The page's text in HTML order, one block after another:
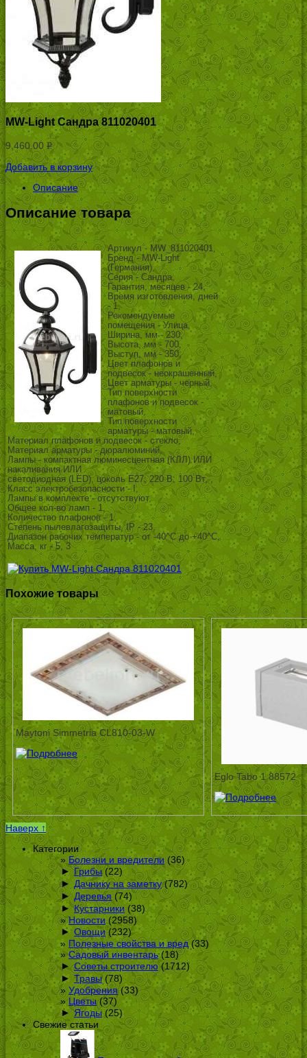
MW-Light Сандра 811020401
9,460.00 Р
УБ.
Добавить в корзину
Описание
Описание товара
Артикул - MW_811020401,
Бренд - MW-Light
(Германия),
Серия - Сандра,
Гарантия, месяцев - 24,
Время изготовления, дней
- 1,
Рекомендуемые
помещения - Улица,
Ширина, мм - 230,
Высота, мм - 700,
Выступ, мм - 350,
Цвет плафонов и
подвесок - неокрашенный,
Цвет арматуры - черный,
Тип поверхности
плафонов и подвесок -
матовый,
Тип поверхности
арматуры - матовый,
Материал плафонов и подвесок - стекло,
Материал арматуры - дюралюминий,
Лампы - компактная люминесцентная (КЛЛ) ИЛИ
накаливания ИЛИ
светодиодная (LED), цоколь E27; 220 В; 100 Вт, ,
Класс электробезопасности - I,
Лампы в комплекте - отсутствуют,
Общее кол-во ламп - 1,
Количество плафонов - 1,
Степень пылевлагозащиты, IP - 23,
Диапазон рабочих температур - от -40^C до +40^C,
Масса, кг - 5, 3
Похожие товары
Maytoni Simmetria CL810-03-W
Eglo Tabo 1 88572
Наверх ↑
Категории
Болезни и вредители (36)
► Грибы(22)
► Дачнику на заметку(782)
► Деревья (74)
► Кустарники (38)
Новости(2958)
► Овощи(232)
Полезные свойства и вред(33)
Садовый инвентарь(18)
► Советы строителю(1712)
► Травы(78)
Удобрения(33)
Цветы(37)
► Ягоды(25)
Свежие статьи